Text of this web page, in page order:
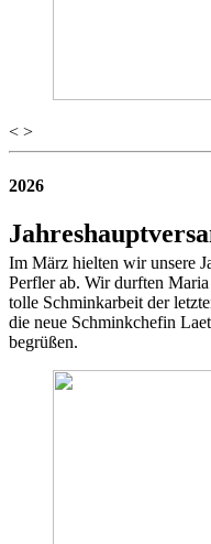
< >
2026
Im März hielten wir unsere
Perfler ab. Wir durften
tolle Schminkarbeit der
die neue Schminkchefin
begrüßen.